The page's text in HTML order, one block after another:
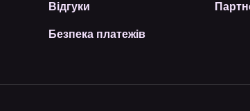
Відгуки
Безпека платежів